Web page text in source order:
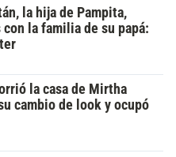
la hija de Pampita,
la familia de su papá:
la casa de Mirtha
cambio de look y ocupó